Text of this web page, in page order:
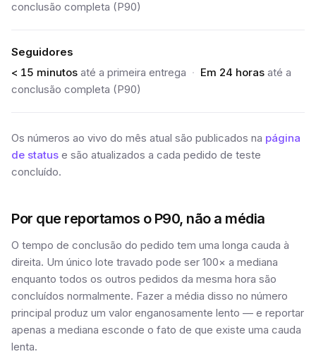
conclusão completa (P90)
Seguidores
< 15 minutos até a primeira entrega · Em 24 horas até a
conclusão completa (P90)
Os números ao vivo do mês atual são publicados na página
de status e são atualizados a cada pedido de teste
concluído.
Por que reportamos o P90, não a média
O tempo de conclusão do pedido tem uma longa cauda à
direita. Um único lote travado pode ser 100× a mediana
enquanto todos os outros pedidos da mesma hora são
concluídos normalmente. Fazer a média disso no número
principal produz um valor enganosamente lento — e reportar
apenas a mediana esconde o fato de que existe uma cauda
lenta.